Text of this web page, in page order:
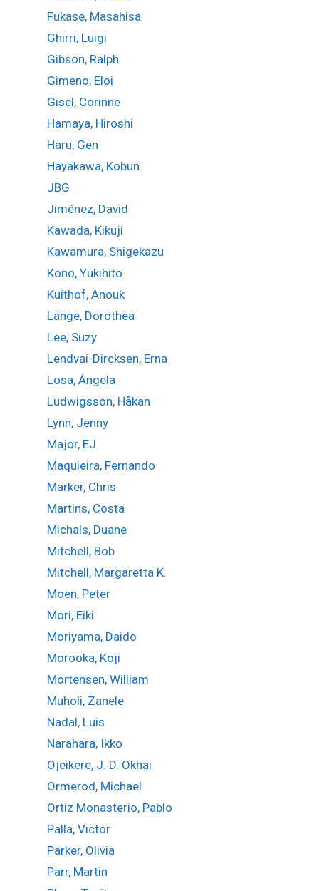
Fukase, Masahisa
Ghirri, Luigi
Gibson, Ralph
Gimeno, Eloi
Gisel, Corinne
Hamaya, Hiroshi
Haru, Gen
Hayakawa, Kobun
JBG
Jiménez, David
Kawada, Kikuji
Kawamura, Shigekazu
Kono, Yukihito
Kuithof, Anouk
Lange, Dorothea
Lee, Suzy
Lendvai-Dircksen, Erna
Losa, Ángela
Ludwigsson, Håkan
Lynn, Jenny
Major, EJ
Maquieira, Fernando
Marker, Chris
Martins, Costa
Michals, Duane
Mitchell, Bob
Mitchell, Margaretta K.
Moen, Peter
Mori, Eiki
Moriyama, Daido
Morooka, Koji
Mortensen, William
Muholi, Zanele
Nadal, Luis
Narahara, Ikko
Ojeikere, J. D. Okhai
Ormerod, Michael
Ortiz Monasterio, Pablo
Palla, Victor
Parker, Olivia
Parr, Martin